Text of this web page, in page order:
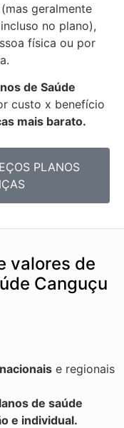
geralmente
no plano),
física ou por
de Saúde
custo x benefício
mais barato.
PLANOS
valores de
Canguçu
e regionais
de saúde
e individual.